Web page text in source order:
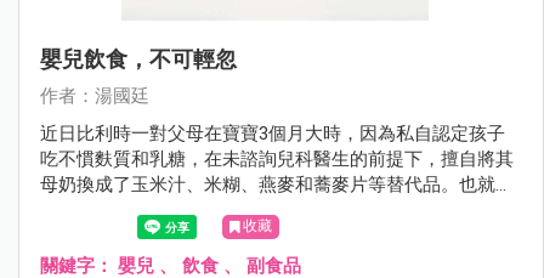
嬰兒飲食，不可輕忽
作者：湯國廷
近日比利時一對父母在寶寶3個月大時，因為私自認定孩子
吃不慣麩質和乳糖，在未諮詢兒科醫生的前提下，擅自將其
母奶換成了玉米汁、米糊、燕麥和蕎麥片等替代品。也就是
用植物奶代替母乳對其進行餵養，不料4個月後，寶寶因營
養不良和嚴重脫水而死亡。收藏
關鍵字： 嬰兒 、 飲食 、 副食品